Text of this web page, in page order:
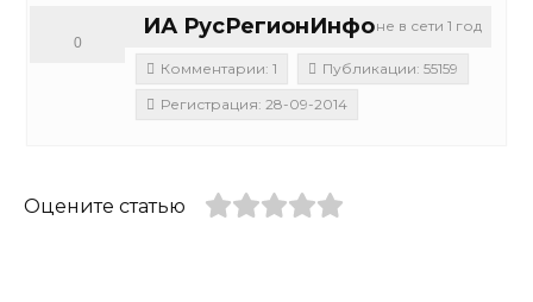
не в сети 1 год
ИА РусРегионИнфо
0
Комментарии: 1
Публикации: 55159
Регистрация: 28-09-2014
Оцените статью